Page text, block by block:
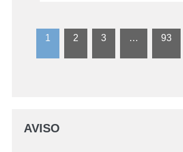
1 2 3 … 93
AVISO